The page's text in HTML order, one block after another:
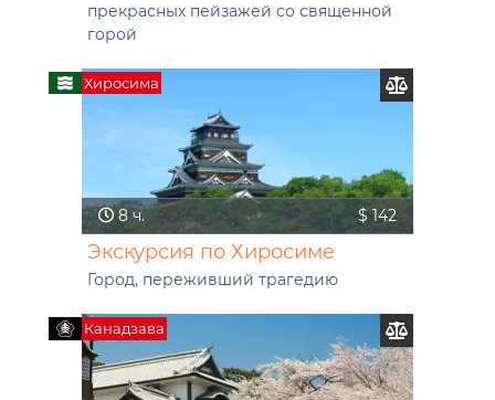
прекрасных пейзажей со священной
горой
Хиросима
8 ч. $ 142
Экскурсия по Хиросиме
Город, переживший трагедию
Канадзава